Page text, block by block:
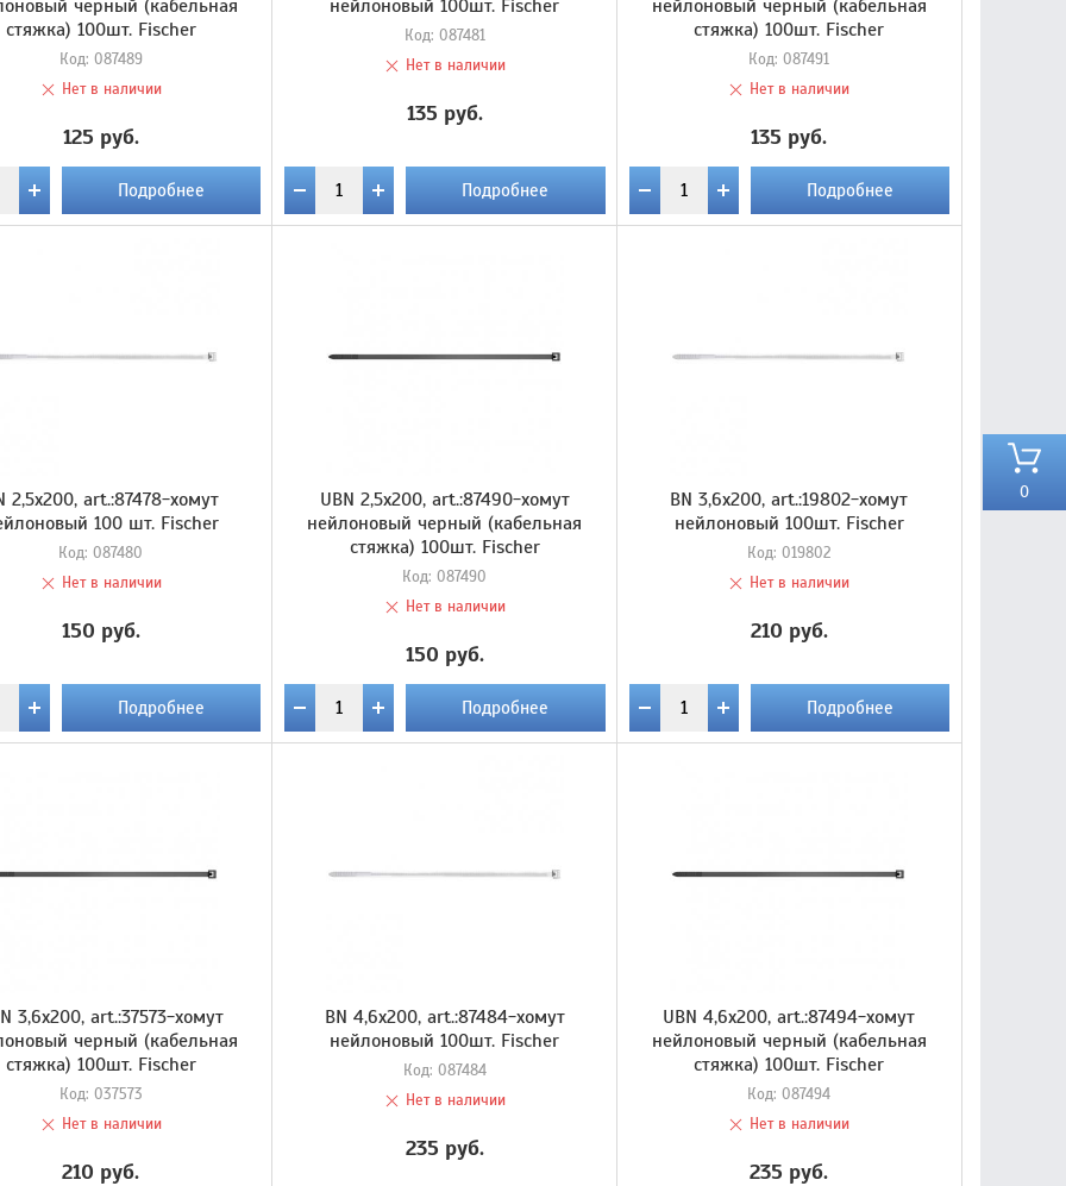
0
черный (кабельная
стяжка) 100шт. Fischer
Код: 087489
Нет в наличии
125 руб.
Подробнее
нейлоновый 100шт. Fischer
Код: 087481
Нет в наличии
135 руб.
Подробнее
нейлоновый черный (кабельная
стяжка) 100шт. Fischer
Код:087491
Нет в наличии
135 руб.
Подробнее
2,5х200, art.:87478-хомут
100 шт. Fischer
Код:087480
Нет в наличии
150 руб.
Подробнее
UBN 2,5х200, art.:87490-хомут
нейлоновый черный (кабельная
стяжка) 100шт. Fischer
Код:087490
Нет в наличии
150 руб.
Подробнее
BN 3,6х200, art.:19802-хомут
нейлоновый 100шт. Fischer
Код: 019802
Нет в наличии
210 руб.
Подробнее
3,6х200, art.:37573-хомут
черный (кабельная
стяжка) 100шт. Fischer
Код: 037573
Нет в наличии
210 руб.
BN 4,6х200, art.:87484-хомут
нейлоновый 100шт. Fischer
Код: 087484
Нет в наличии
235 руб.
UBN 4,6х200, art.:87494-хомут
нейлоновый черный (кабельная
стяжка) 100шт. Fischer
Код:087494
Нет в наличии
235 руб.